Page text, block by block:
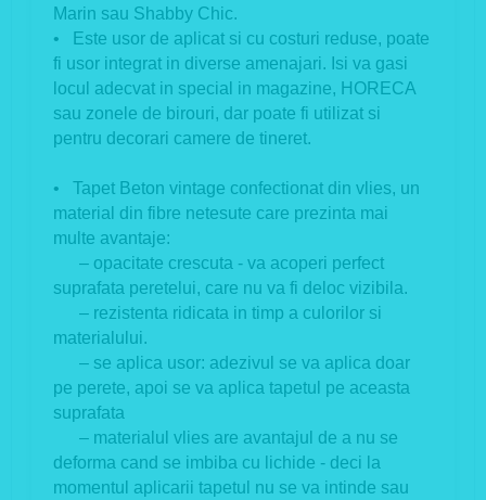
Marin sau Shabby Chic.
• Este usor de aplicat si cu costuri reduse, poate
fi usor integrat in diverse amenajari. Isi va gasi
locul adecvat in special in magazine, HORECA
sau zonele de birouri, dar poate fi utilizat si
pentru decorari camere de tineret.
• Tapet Beton vintage confectionat din vlies, un
material din fibre netesute care prezinta mai
multe avantaje:
– opacitate crescuta - va acoperi perfect
suprafata peretelui, care nu va fi deloc vizibila.
– rezistenta ridicata in timp a culorilor si
materialului.
– se aplica usor: adezivul se va aplica doar
pe perete, apoi se va aplica tapetul pe aceasta
suprafata
– materialul vlies are avantajul de a nu se
deforma cand se imbiba cu lichide - deci la
momentul aplicarii tapetul nu se va intinde sau